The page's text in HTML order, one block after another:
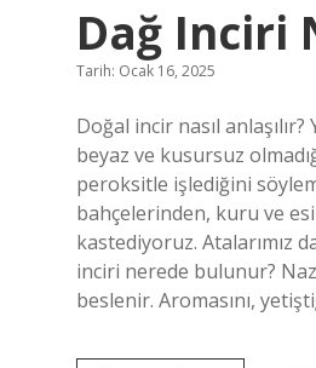
Dağ Inciri
Tarih: Ocak 16, 2025
Doğal incir nasıl
beyaz ve kusursuz
peroksitle işlediğini
bahçelerinden, kuru ve
kastediyoruz. Atalarımız
inciri nerede bulunur?
beslenir. Aromasını,